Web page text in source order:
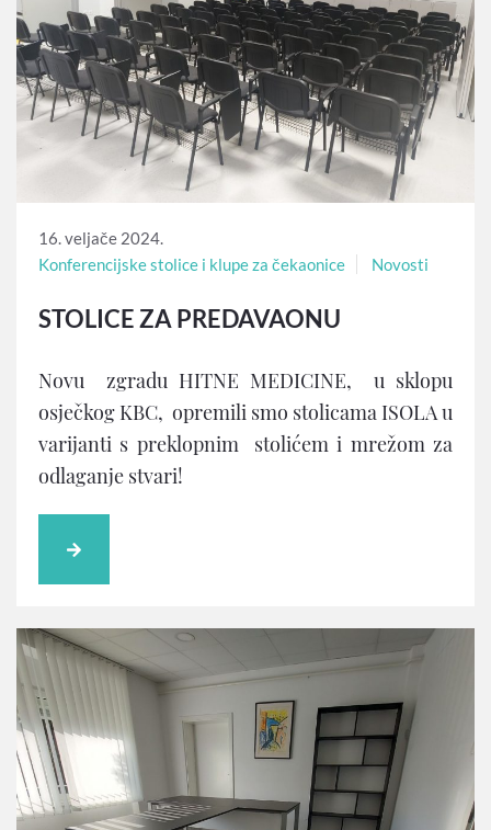
16. veljače 2024.
Konferencijske stolice i klupe za čekaonice
Novosti
STOLICE ZA PREDAVAONU
Novu zgradu HITNE MEDICINE, u sklopu
osječkog KBC, opremili smo stolicama ISOLA u
varijanti s preklopnim stolićem i mrežom za
odlaganje stvari!